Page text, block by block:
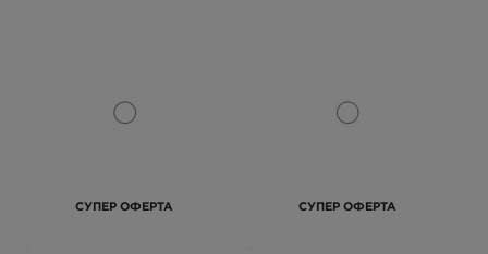
СУПЕР ОФЕРТА СУПЕР ОФЕРТА